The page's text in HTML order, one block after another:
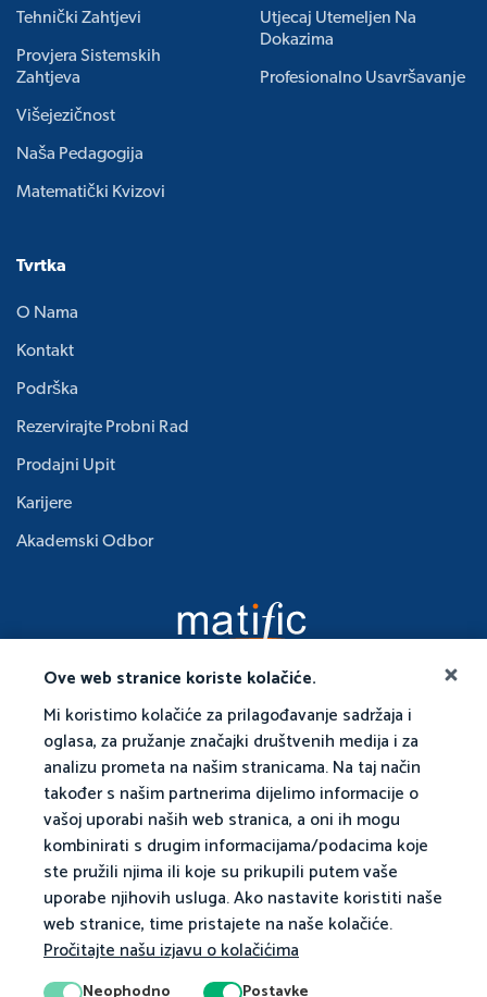
Ove web stranice koriste kolačiće.
Mi koristimo kolačiće za prilagođavanje sadržaja i
oglasa, za pružanje značajki društvenih medija i za
analizu prometa na našim stranicama. Na taj način
također s našim partnerima dijelimo informacije o
vašoj uporabi naših web stranica, a oni ih mogu
kombinirati s drugim informacijama/podacima koje
ste pružili njima ili koje su prikupili putem vaše
uporabe njihovih usluga. Ako nastavite koristiti naše
web stranice, time pristajete na naše kolačiće.
Pročitajte našu izjavu o kolačićima
Tehnički Zahtjevi
Provjera Sistemskih
Zahtjeva
Višejezičnost
Naša Pedagogija
Matematički Kvizovi
Utjecaj Utemeljen Na
Dokazima
Profesionalno Usavršavanje
Tvrtka
O Nama
Kontakt
Podrška
Rezervirajte Probni Rad
Prodajni Upit
Karijere
Akademski Odbor